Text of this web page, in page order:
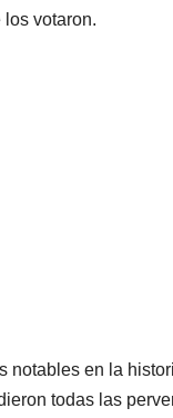
votaron.
notables en la
todas las